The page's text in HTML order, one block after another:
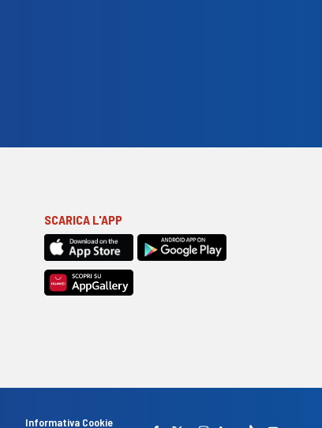
SCARICA L'APP
Informativa Cookie